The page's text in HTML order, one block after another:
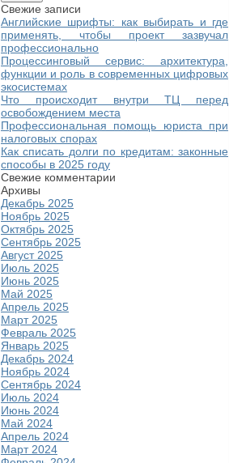
Свежие записи
Английские шрифты: как выбирать и где
применять, чтобы проект зазвучал
профессионально
Процессинговый сервис: архитектура,
функции и роль в современных цифровых
экосистемах
Что происходит внутри ТЦ перед
освобождением места
Профессиональная помощь юриста при
налоговых спорах
Как списать долги по кредитам: законные
способы в 2025 году
Свежие комментарии
Архивы
Декабрь 2025
Ноябрь 2025
Октябрь 2025
Сентябрь 2025
Август 2025
Июль 2025
Июнь 2025
Май 2025
Апрель 2025
Март 2025
Февраль 2025
Январь 2025
Декабрь 2024
Ноябрь 2024
Сентябрь 2024
Июль 2024
Июнь 2024
Май 2024
Апрель 2024
Март 2024